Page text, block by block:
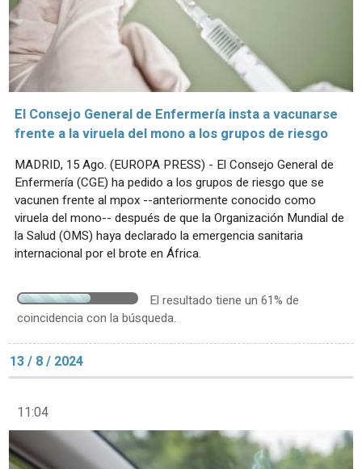
El Consejo General de Enfermería insta a vacunarse
frente a la viruela del mono a los grupos de riesgo
MADRID, 15 Ago. (EUROPA PRESS) - El Consejo General de
Enfermería (CGE) ha pedido a los grupos de riesgo que se
vacunen frente al mpox --anteriormente conocido como
viruela del mono-- después de que la Organización Mundial de
la Salud (OMS) haya declarado la emergencia sanitaria
internacional por el brote en África.
El resultado tiene un 61% de
coincidencia con la búsqueda.
13 / 8 / 2024
11:04